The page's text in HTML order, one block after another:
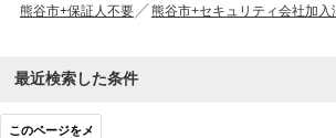
熊谷市+保証人不要
熊谷市+セキュリティ会社加入
最近検索した条件
このページをメ